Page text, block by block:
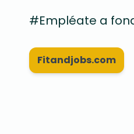
#Empléate a
Fitandjobs.com